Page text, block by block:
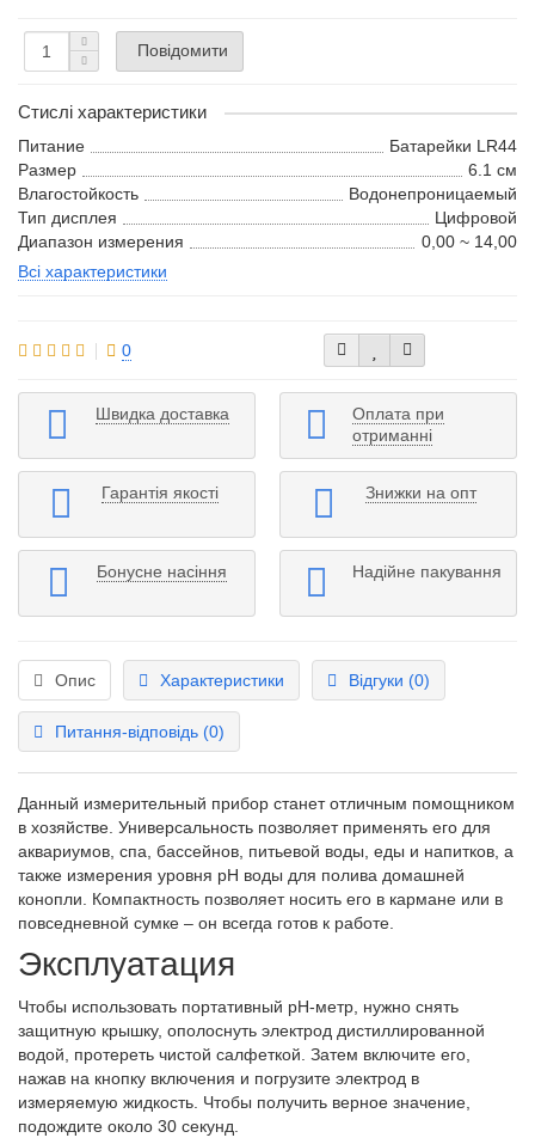
Повідомити
Стислі характеристики
Питание
Батарейки LR44
Размер
6.1 см
Влагостойкость
Водонепроницаемый
Тип дисплея
Цифровой
Диапазон измерения
0,00 ~ 14,00
Всі характеристики
0
Швидка доставка
Оплата при
отриманні
Гарантія якості Знижки на опт
Бонусне насіння Надійне пакування
Опис Характеристики Відгуки (0)
Питання-відповідь (0)
Данный измерительный прибор станет отличным помощником
в хозяйстве. Универсальность позволяет применять его для
аквариумов, спа, бассейнов, питьевой воды, еды и напитков, а
также измерения уровня рН воды для полива домашней
конопли. Компактность позволяет носить его в кармане или в
повседневной сумке – он всегда готов к работе.
Эксплуатация
Чтобы использовать портативный рН-метр, нужно снять
защитную крышку, ополоснуть электрод дистиллированной
водой, протереть чистой салфеткой. Затем включите его,
нажав на кнопку включения и погрузите электрод в
измеряемую жидкость. Чтобы получить верное значение,
подождите около 30 секунд.